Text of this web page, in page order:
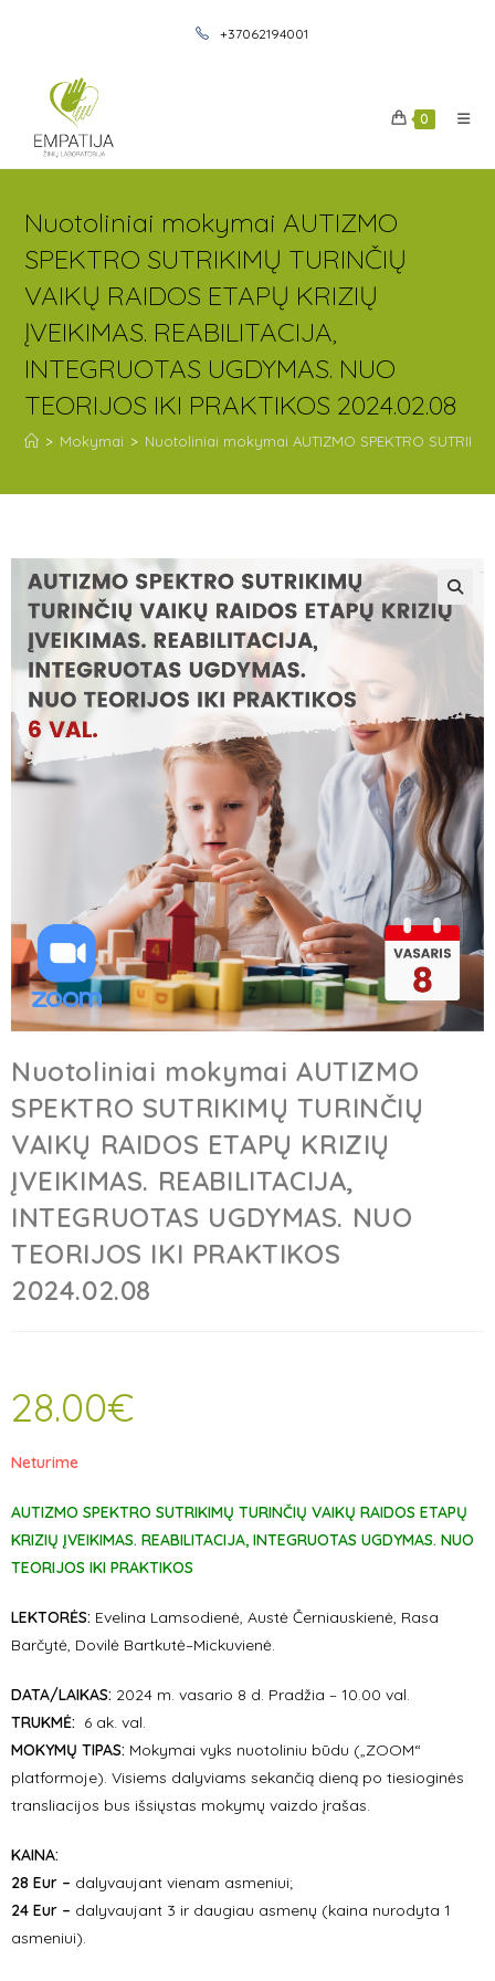
+37062194001
0
Nuotoliniai mokymai AUTIZMO
SPEKTRO SUTRIKIMŲ TURINČIŲ
VAIKŲ RAIDOS ETAPŲ KRIZIŲ
ĮVEIKIMAS. REABILITACIJA,
INTEGRUOTAS UGDYMAS. NUO
TEORIJOS IKI PRAKTIKOS 2024.02.08
> Mokymai > Nuotoliniai mokymai AUTIZMO SPEKTRO
Nuotoliniai mokymai AUTIZMO
SPEKTRO SUTRIKIMŲ TURINČIŲ
VAIKŲ RAIDOS ETAPŲ KRIZIŲ
ĮVEIKIMAS. REABILITACIJA,
INTEGRUOTAS UGDYMAS. NUO
TEORIJOS IKI PRAKTIKOS
2024.02.08
28.00€
Neturime
AUTIZMO SPEKTRO SUTRIKIMŲ TURINČIŲ VAIKŲ RAIDOS ETAPŲ
KRIZIŲ ĮVEIKIMAS. REABILITACIJA, INTEGRUOTAS UGDYMAS. NUO
TEORIJOS IKI PRAKTIKOS
LEKTORĖS: Evelina Lamsodienė, Austė Černiauskienė, Rasa
Barčytė, Dovilė Bartkutė–Mickuvienė.
DATA/LAIKAS: 2024 m. vasario 8 d. Pradžia – 10.00 val.
TRUKMĖ: 6 ak. val.
MOKYMŲ TIPAS: Mokymai vyks nuotoliniu būdu („ZOOM“
platformoje). Visiems dalyviams sekančią dieną po tiesioginės
transliacijos bus išsiųstas mokymų vaizdo įrašas.
KAINA:
28 Eur – dalyvaujant vienam asmeniui;
24 Eur – dalyvaujant 3 ir daugiau asmenų (kaina nurodyta 1
asmeniui).